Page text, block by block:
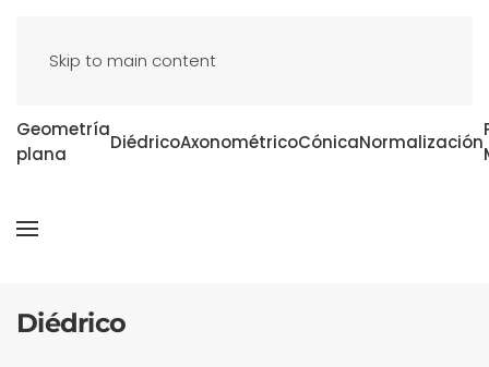
Skip to main content
Geometría
plana
DiédricoAxonométricoCónicaNormalización
Diédrico